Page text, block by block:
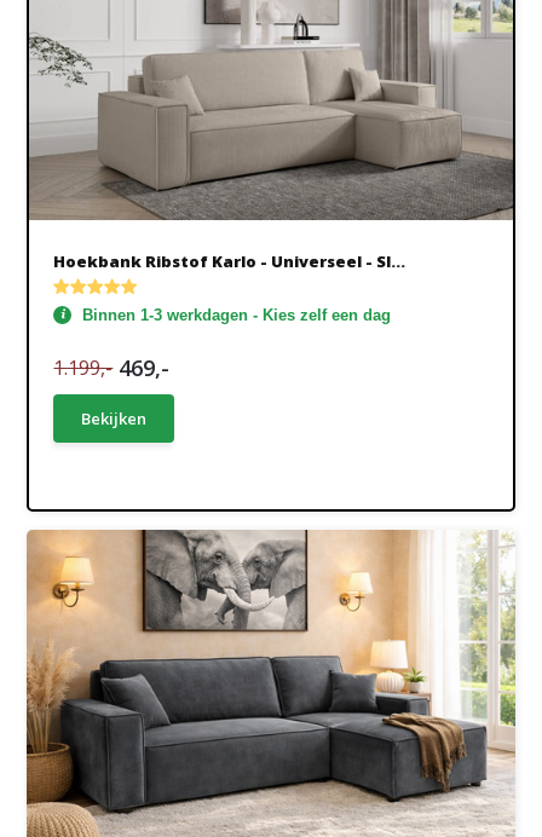
Hoekbank Ribstof Karlo - Universeel - Sl...
Binnen 1-3 werkdagen - Kies zelf een dag
1.199,- 469,-
Bekijken